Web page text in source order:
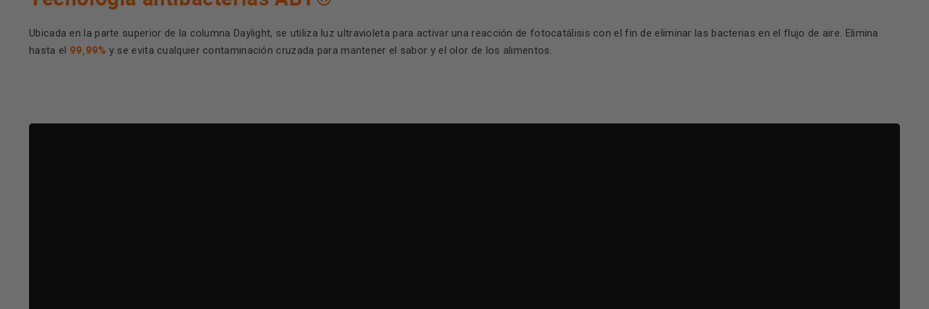
Ubicada en la parte superior de la columna Daylight, se utiliza luz ultravioleta para activar una reacción de fotocatálisis con el fin de eliminar las bacterias en el flujo de aire. Elimina
hasta el 99,99% y se evita cualquier contaminación cruzada para mantener el sabor y el olor de los alimentos.